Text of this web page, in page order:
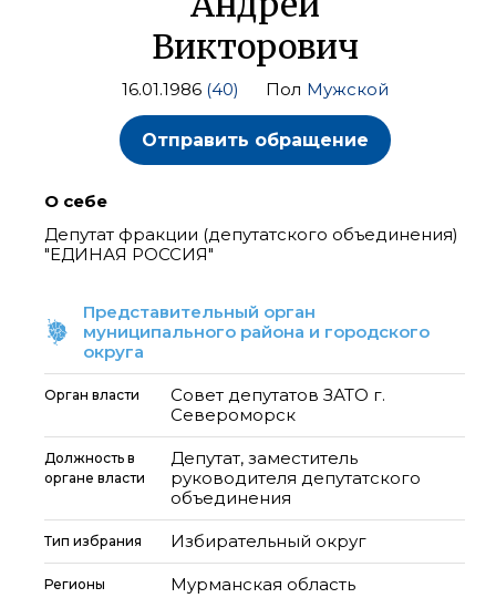
Викторович
16.01.1986 (40) Пол Мужской
Отправить обращение
О себе
Депутат фракции (депутатского объединения)
"ЕДИНАЯ РОССИЯ"
Представительный орган
муниципального района и городского
округа
Орган власти
Совет депутатов ЗАТО г.
Североморск
Должность в
органе власти
Депутат, заместитель
руководителя депутатского
объединения
Тип избрания Избирательный округ
Регионы Мурманская область